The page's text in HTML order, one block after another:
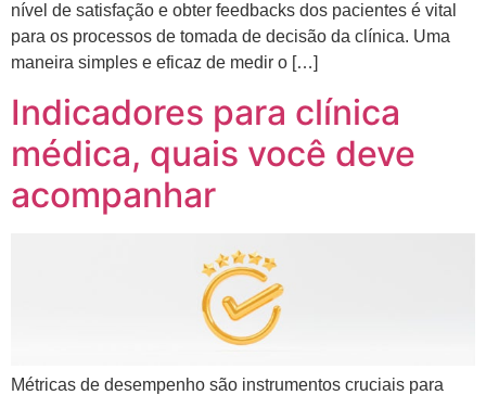
nível de satisfação e obter feedbacks dos pacientes é vital
para os processos de tomada de decisão da clínica. Uma
maneira simples e eficaz de medir o […]
Indicadores para clínica
médica, quais você deve
acompanhar
Métricas de desempenho são instrumentos cruciais para